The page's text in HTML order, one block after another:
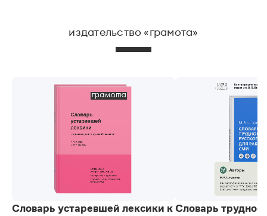
издательство «грамота»
Словарь устаревшей лексики к Словарь